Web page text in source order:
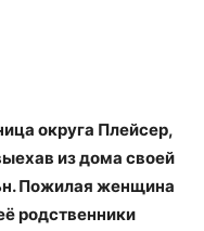
округа Плейсер,
из дома своей
Пожилая женщина
родственники